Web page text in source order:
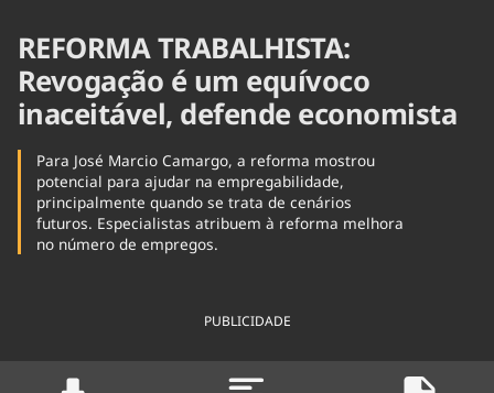
REFORMA TRABALHISTA:
Revogação é um equívoco
inaceitável, defende economista
Para José Marcio Camargo, a reforma mostrou
potencial para ajudar na empregabilidade,
principalmente quando se trata de cenários
futuros. Especialistas atribuem à reforma melhora
no número de empregos.
PUBLICIDADE